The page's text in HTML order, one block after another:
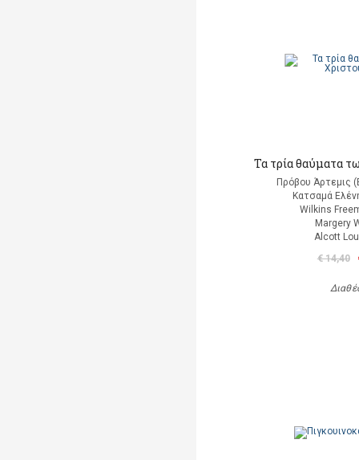
Τα τρία θαύματα
Πρόβου Άρτεμις
Κατσαμά
Wilkins
Margery
Alcott
€ 14,40